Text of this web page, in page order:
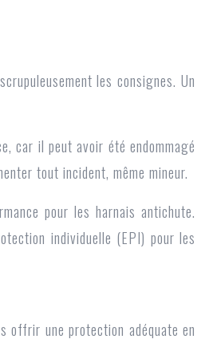
les consignes. Un
car il peut avoir été endommagé
tout incident, même mineur.
pour les harnais antichute.
individuelle (EPI) pour les
offrir une protection adéquate en